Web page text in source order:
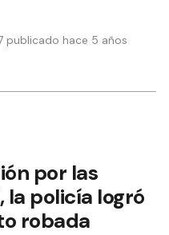
publicado hace 5 años
por las
la policía logró
robada